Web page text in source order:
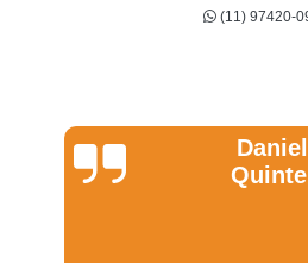
(11) 97420-
Daniela
Quintela